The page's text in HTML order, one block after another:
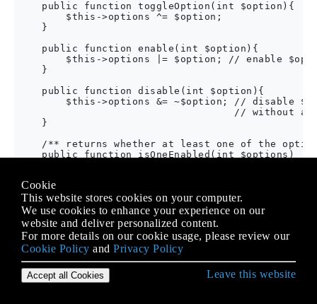
    public function toggleOption(int $option){
        $this->options ^= $option;
    }
    public function enable(int $option){
$this->options |= $option; // enable
    }
    public function disable(int $option){
$this->options &= ~$option; // disable
// without
    }
/** returns whether at least one of the
public function isOneEnabled(int $options) :
// if $options is about a high bit, we
    }
/** returns whether all of the options are
public function areAllEnabled(int $options) :
return ($this->options & $options) ===
// note the parentheses; beware the
    }
}
Cookie
This website stores cookies on your computer.
We use cookies to enhance your experience on our
website and deliver personalized content.
For more details on our cookie usage, please review our
Cookie Policy and Privacy Policy
Accept all Cookies Leave this website